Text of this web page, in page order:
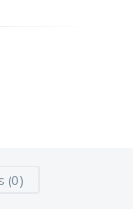
(0)